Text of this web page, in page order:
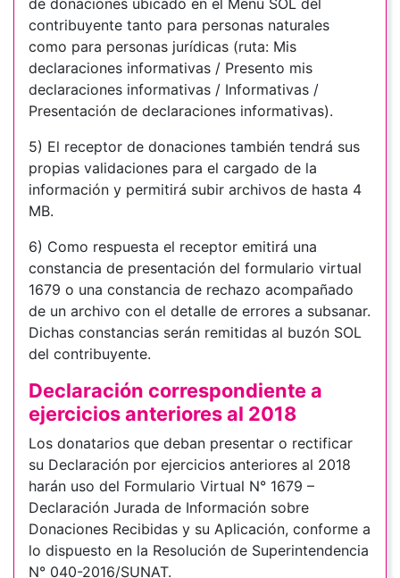
de donaciones ubicado en el Menú SOL del
contribuyente tanto para personas naturales
como para personas jurídicas (ruta: Mis
declaraciones informativas / Presento mis
declaraciones informativas / Informativas /
Presentación de declaraciones informativas).
5) El receptor de donaciones también tendrá sus
propias validaciones para el cargado de la
información y permitirá subir archivos de hasta 4
MB.
6) Como respuesta el receptor emitirá una
constancia de presentación del formulario virtual
1679 o una constancia de rechazo acompañado
de un archivo con el detalle de errores a subsanar.
Dichas constancias serán remitidas al buzón SOL
del contribuyente.
Declaración correspondiente a
ejercicios anteriores al 2018
Los donatarios que deban presentar o rectificar
su Declaración por ejercicios anteriores al 2018
harán uso del Formulario Virtual N° 1679 –
Declaración Jurada de Información sobre
Donaciones Recibidas y su Aplicación, conforme a
lo dispuesto en la Resolución de Superintendencia
N° 040-2016/SUNAT.